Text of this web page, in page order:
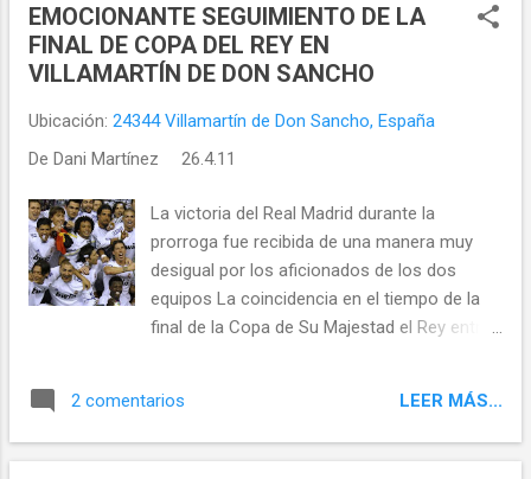
EMOCIONANTE SEGUIMIENTO DE LA
FINAL DE COPA DEL REY EN
VILLAMARTÍN DE DON SANCHO
Ubicación: 24344 Villamartín de Don Sancho, España
De Dani Martínez 26.4.11
La victoria del Real Madrid durante la
prorroga fue recibida de una manera muy
desigual por los aficionados de los dos
equipos La coincidencia en el tiempo de la
final de la Copa de Su Majestad el Rey entre
primer día de vacaciones, hizo que los
seguidores de ambos contrincantes y del
2 comentarios LEER MÁS...